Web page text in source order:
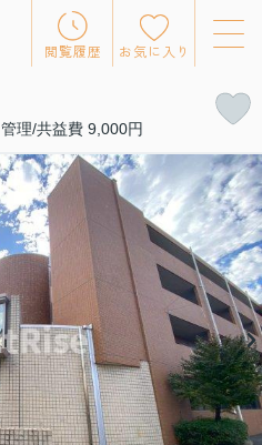
閲覧履歴 お気に入り
管理/共益費 9,000円